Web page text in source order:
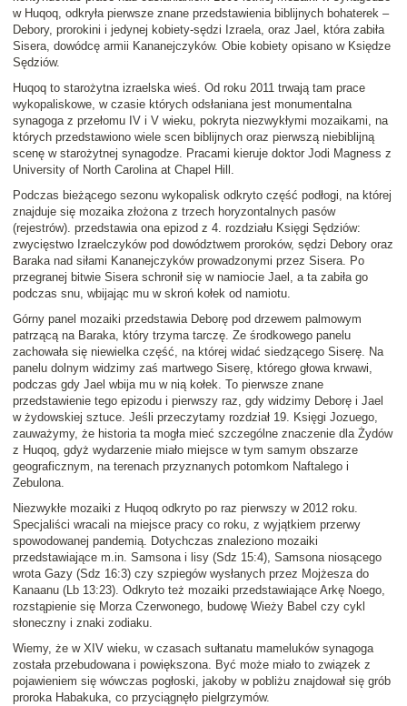
w Huqoq, odkryła pierwsze znane przedstawienia biblijnych bohaterek –
Debory, prorokini i jedynej kobiety-sędzi Izraela, oraz Jael, która zabiła
Sisera, dowódcę armii Kananejczyków. Obie kobiety opisano w Księdze
Sędziów.
Huqoq to starożytna izraelska wieś. Od roku 2011 trwają tam prace
wykopaliskowe, w czasie których odsłaniana jest monumentalna
synagoga z przełomu IV i V wieku, pokryta niezwykłymi mozaikami, na
których przedstawiono wiele scen biblijnych oraz pierwszą niebiblijną
scenę w starożytnej synagodze. Pracami kieruje doktor Jodi Magness z
University of North Carolina at Chapel Hill.
Podczas bieżącego sezonu wykopalisk odkryto część podłogi, na której
znajduje się mozaika złożona z trzech horyzontalnych pasów
(rejestrów). przedstawia ona epizod z 4. rozdziału Księgi Sędziów:
zwycięstwo Izraelczyków pod dowództwem proroków, sędzi Debory oraz
Baraka nad siłami Kananejczyków prowadzonymi przez Sisera. Po
przegranej bitwie Sisera schronił się w namiocie Jael, a ta zabiła go
podczas snu, wbijając mu w skroń kołek od namiotu.
Górny panel mozaiki przedstawia Deborę pod drzewem palmowym
patrzącą na Baraka, który trzyma tarczę. Ze środkowego panelu
zachowała się niewielka część, na której widać siedzącego Siserę. Na
panelu dolnym widzimy zaś martwego Siserę, którego głowa krwawi,
podczas gdy Jael wbija mu w nią kołek. To pierwsze znane
przedstawienie tego epizodu i pierwszy raz, gdy widzimy Deborę i Jael
w żydowskiej sztuce. Jeśli przeczytamy rozdział 19. Księgi Jozuego,
zauważymy, że historia ta mogła mieć szczególne znaczenie dla Żydów
z Huqoq, gdyż wydarzenie miało miejsce w tym samym obszarze
geograficznym, na terenach przyznanych potomkom Naftalego i
Zebulona.
Niezwykłe mozaiki z Huqoq odkryto po raz pierwszy w 2012 roku.
Specjaliści wracali na miejsce pracy co roku, z wyjątkiem przerwy
spowodowanej pandemią. Dotychczas znaleziono mozaiki
przedstawiające m.in. Samsona i lisy (Sdz 15:4), Samsona niosącego
wrota Gazy (Sdz 16:3) czy szpiegów wysłanych przez Mojżesza do
Kanaanu (Lb 13:23). Odkryto też mozaiki przedstawiające Arkę Noego,
rozstąpienie się Morza Czerwonego, budowę Wieży Babel czy cykl
słoneczny i znaki zodiaku.
Wiemy, że w XIV wieku, w czasach sułtanatu mameluków synagoga
została przebudowana i powiększona. Być może miało to związek z
pojawieniem się wówczas pogłoski, jakoby w pobliżu znajdował się grób
proroka Habakuka, co przyciągnęło pielgrzymów.